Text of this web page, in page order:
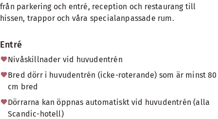
från parkering och entré, reception och restaurang till
hissen, trappor och våra specialanpassade rum.
Entré
Nivåskillnader vid huvudentrén
Bred dörr i huvudentrén (icke-roterande) som är minst 80
cm bred
Dörrarna kan öppnas automatiskt vid huvudentrén (alla
Scandic-hotell)